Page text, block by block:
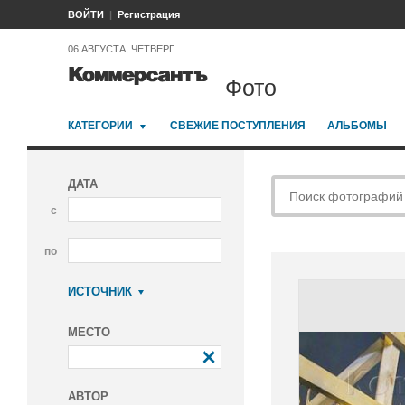
ВОЙТИ Регистрация
06 АВГУСТА, ЧЕТВЕРГ
Фото
КАТЕГОРИИ СВЕЖИЕ ПОСТУПЛЕНИЯ АЛЬБОМЫ
ДАТА
с
по
ИСТОЧНИК
МЕСТО
АВТОР